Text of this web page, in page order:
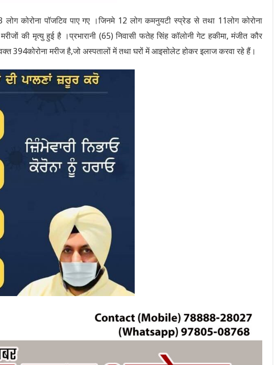
कोरोना पॉजटिव पाए गए ।जिनमे 12 लोग कमनुयटी स्प्रेड से तथा 11लोग कोरोना
की मृत्यु हुई है ।प्रभारानी (65) निवासी फतेह सिंह कॉलोनी गेट हकीमा, मंजीत कौर
394कोरोना मरीज है,जो अस्पतालों में तथा घरों में आइसोलेट होकर इलाज करवा रहे हैं।